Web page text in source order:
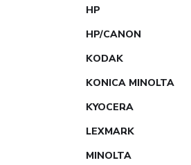
HP
HP/CANON
KODAK
KONICA MINOLTA
KYOCERA
LEXMARK
MINOLTA